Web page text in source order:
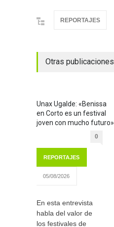
REPORTAJES
Otras publicaciones
Unax Ugalde: «Benissa
en Corto es un festival
joven con mucho futuro»
0
REPORTAJES
05/08/2026
En esta entrevista
habla del valor de
los festivales de